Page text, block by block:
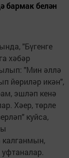
бармак белән
"Бүгенге
хәбәр
"Мин әллә
йөриләр икән",
эшләп кенә
Хәер, төрле
куйса,